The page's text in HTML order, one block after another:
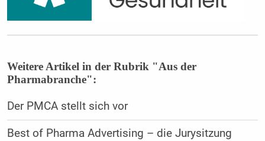
Weitere Artikel in der Rubrik "Aus der
Pharmabranche":
Der PMCA stellt sich vor
Best of Pharma Advertising – die Jurysitzung